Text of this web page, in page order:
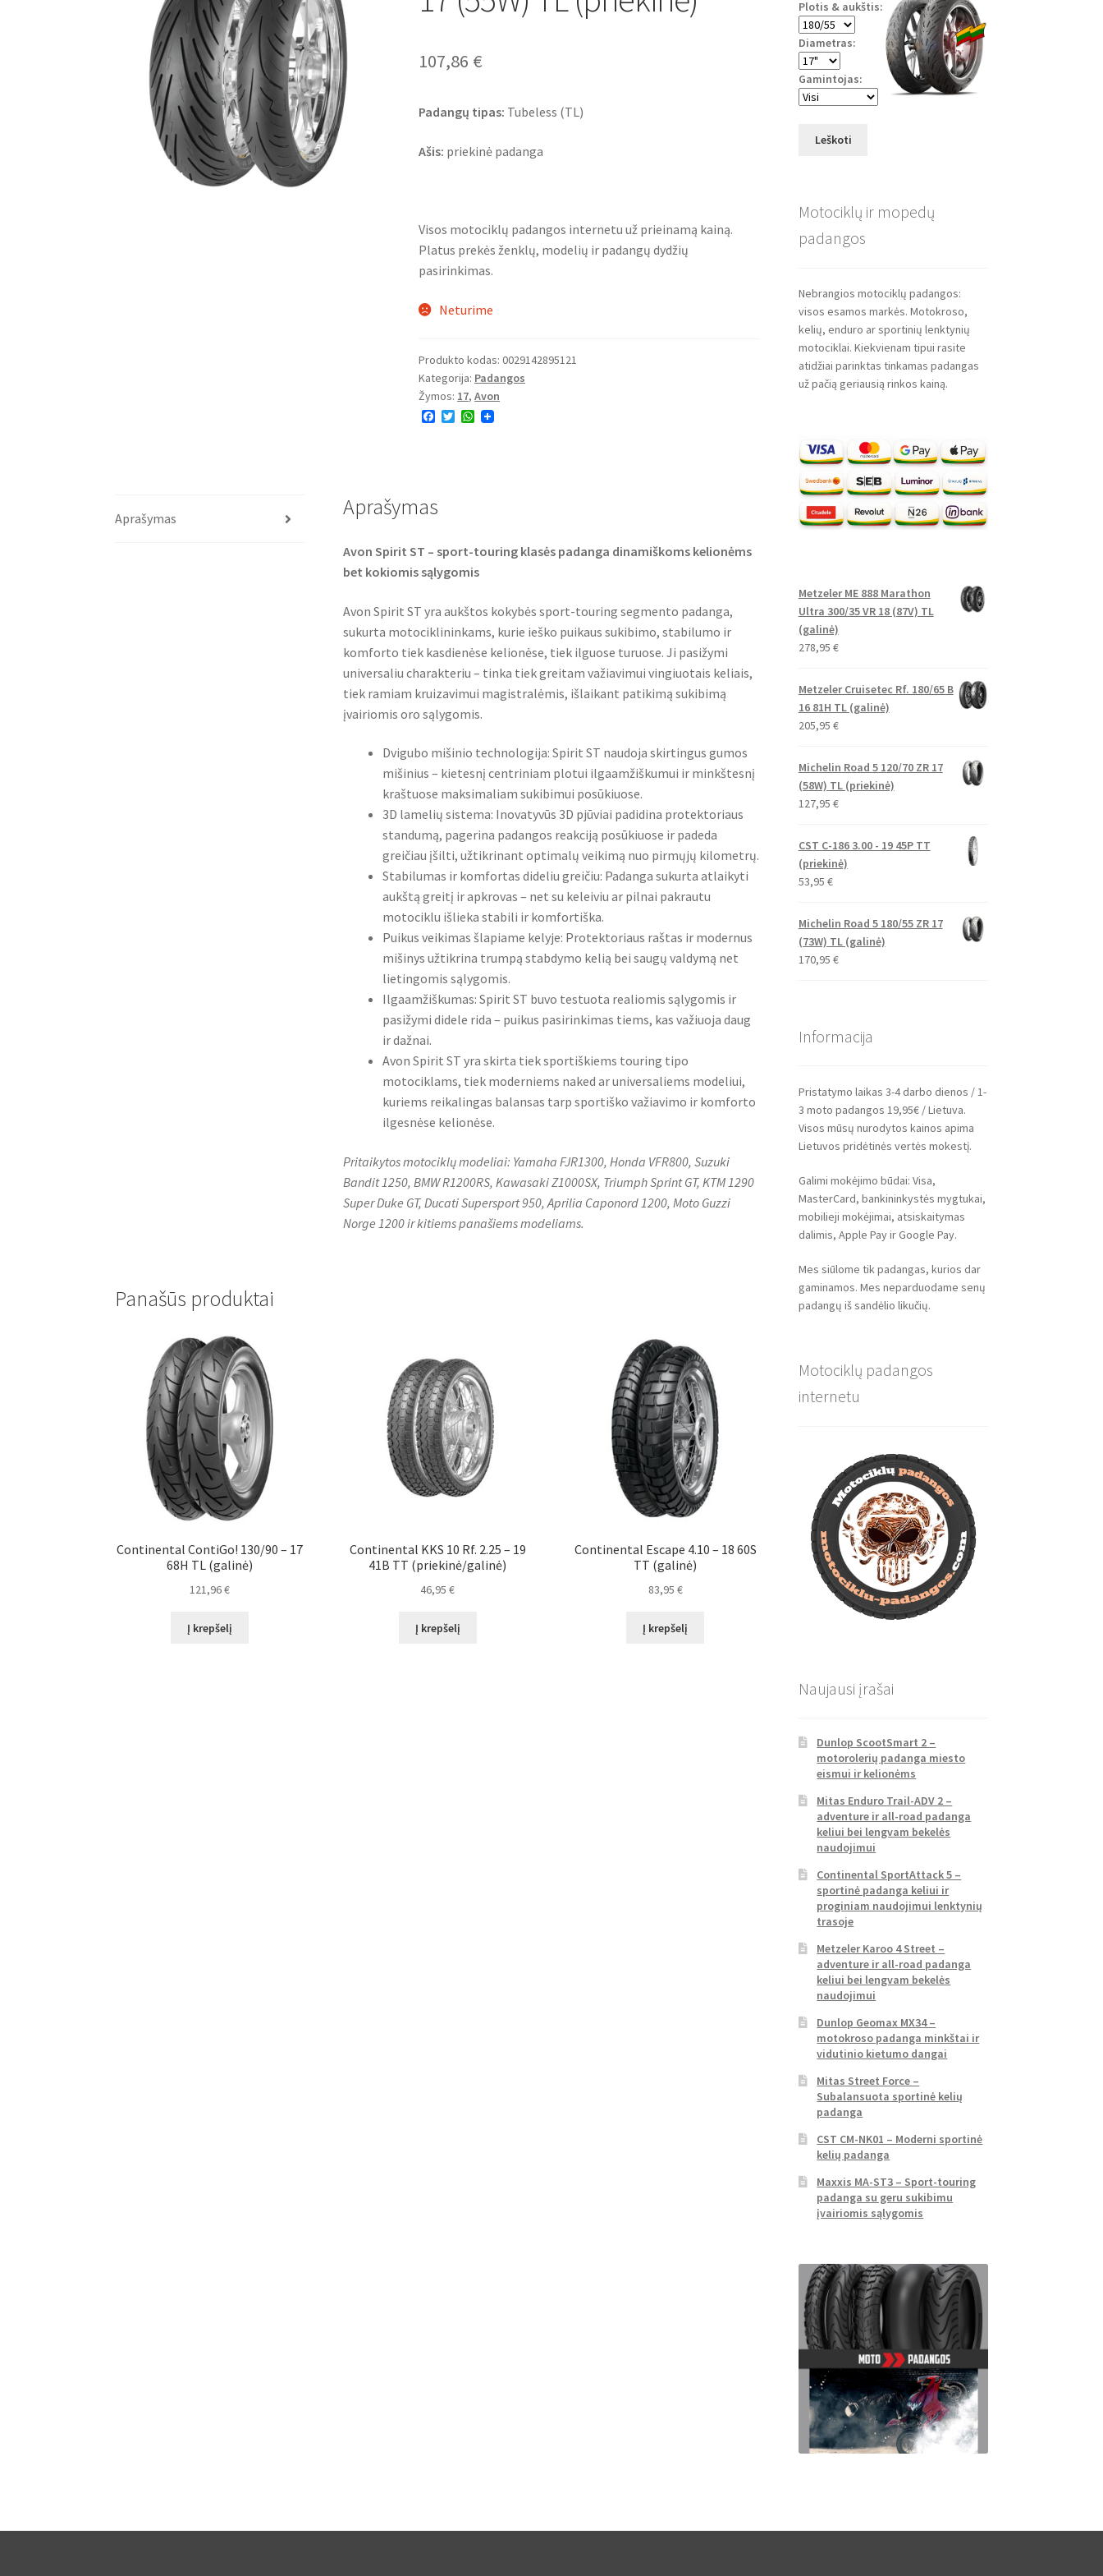
107,86 €
Padangų tipas: Tubeless (TL)
Ašis: priekinė padanga
Visos motociklų padangos internetu už prieinamą kainą.
Platus prekės ženklų, modelių ir padangų dydžių
pasirinkimas.
Neturime
Produkto kodas:0029142895121
Kategorija: Padangos
Žymos: 17,Avon
F
k
T
W
Aprašymas Aprašymas
Avon Spirit ST – sport-touring klasės padanga dinamiškoms kelionėms
bet kokiomis sąlygomis
Avon Spirit ST yra aukštos kokybės sport-touring segmento padanga,
sukurta motociklininkams, kurie ieško puikaus sukibimo, stabilumo ir
komforto tiek kasdienėse kelionėse, tiek ilguose turuose. Ji pasižymi
universaliu charakteriu – tinka tiek greitam važiavimui vingiuotais keliais,
tiek ramiam kruizavimui magistralėmis, išlaikant patikimą sukibimą
įvairiomis oro sąlygomis.
Dvigubo mišinio technologija: Spirit ST naudoja skirtingus gumos
mišinius – kietesnį centriniam plotui ilgaamžiškumui ir minkštesnį
kraštuose maksimaliam sukibimui posūkiuose.
3D lamelių sistema: Inovatyvūs 3D pjūviai padidina protektoriaus
standumą, pagerina padangos reakciją posūkiuose ir padeda
greičiau įšilti, užtikrinant optimalų veikimą nuo pirmųjų kilometrų.
Stabilumas ir komfortas dideliu greičiu: Padanga sukurta atlaikyti
aukštą greitį ir apkrovas – net su keleiviu ar pilnai pakrautu
motociklu išlieka stabili ir komfortiška.
Puikus veikimas šlapiame kelyje: Protektoriaus raštas ir modernus
mišinys užtikrina trumpą stabdymo kelią bei saugų valdymą net
lietingomis sąlygomis.
Ilgaamžiškumas: Spirit ST buvo testuota realiomis sąlygomis ir
pasižymi didele rida – puikus pasirinkimas tiems, kas važiuoja daug
ir dažnai.
Avon Spirit ST yra skirta tiek sportiškiems touring tipo
motociklams, tiek moderniems naked ar universaliems modeliui,
kuriems reikalingas balansas tarp sportiško važiavimo ir komforto
ilgesnėse kelionėse.
Pritaikytos motociklų modeliai: Yamaha FJR1300, Honda VFR800, Suzuki
Bandit 1250, BMW R1200RS, Kawasaki Z1000SX, Triumph Sprint GT, KTM 1290
Super Duke GT, Ducati Supersport 950, Aprilia Caponord 1200, Moto Guzzi
Norge 1200 ir kitiems panašiems modeliams.
Panašūs produktai
Continental ContiGo! 130/90 – 17
68H TL (galinė)
121,96€
Į krepšelį
Continental KKS 10 Rf. 2.25 – 19
41B TT (priekinė/galinė)
46,95€
Į krepšelį
Continental Escape 4.10 – 18 60S
TT (galinė)
83,95 €
Į krepšelį
Plotis & aukštis:
Diametras:
Gamintojas:
Leškoti
Motociklų ir mopedų
padangos
Nebrangios motociklų padangos:
visos esamos markės. Motokroso,
kelių, enduro ar sportinių lenktynių
motociklai. Kiekvienam tipui rasite
atidžiai parinktas tinkamas padangas
už pačią geriausią rinkos kainą.
Metzeler ME 888 Marathon
Ultra 300/35 VR 18 (87V) TL
(galinė)
278,95 €
Metzeler Cruisetec Rf. 180/65 B
16 81H TL (galinė)
205,95 €
Michelin Road 5 120/70 ZR 17
(58W) TL (priekinė)
127,95 €
CST C-186 3.00 - 19 45P TT
(priekinė)
53,95 €
Michelin Road 5 180/55 ZR 17
(73W) TL (galinė)
170,95 €
Informacija
Pristatymo laikas 3-4 darbo dienos / 1-
3 moto padangos 19,95€ / Lietuva.
Visos mūsų nurodytos kainos apima
Lietuvos pridėtinės vertės mokestį.
Galimi mokėjimo būdai: Visa,
MasterCard, bankininkystės mygtukai,
mobilieji mokėjimai, atsiskaitymas
dalimis, Apple Pay ir Google Pay.
Mes siūlome tik padangas, kurios dar
gaminamos. Mes neparduodame senų
padangų iš sandėlio likučių.
Motociklų padangos
internetu
Naujausi įrašai
Dunlop ScootSmart 2 –
motorolerių padanga miesto
eismui ir kelionėms
Mitas Enduro Trail-ADV 2 –
adventure ir all-road padanga
keliui bei lengvam bekelės
naudojimui
Continental SportAttack 5 –
sportinė padanga keliui ir
proginiam naudojimui lenktynių
trasoje
Metzeler Karoo 4 Street –
adventure ir all-road padanga
keliui bei lengvam bekelės
naudojimui
Dunlop Geomax MX34 –
motokroso padanga minkštai ir
vidutinio kietumo dangai
Mitas Street Force –
Subalansuota sportinė kelių
padanga
CST CM-NK01 – Moderni sportinė
kelių padanga
Maxxis MA-ST3 – Sport-touring
padanga su geru sukibimu
įvairiomis sąlygomis